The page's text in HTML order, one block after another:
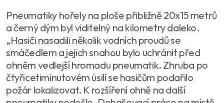
Pneumatiky hořely na ploše přibližně 20x15 metrů
a černý dým byl viditelný na kilometry daleko.
„Hasiči nasadili několik vodních proudů se
smáčedlem a jejich snahou bylo uchránit před
ohněm vedlejší hromadu pneumatik. Zhruba po
čtyřicetiminutovém úsilí se hasičům podařilo
požár lokalizovat. K rozšíření ohně na další